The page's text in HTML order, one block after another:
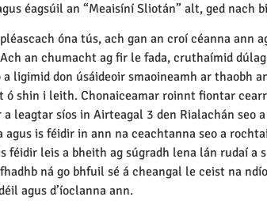
éagsúil an “Meaisíní Sliotán” alt, ged nach
óna tús, ach gan an croí céanna ann
an chumacht ag fir le fada, cruthaímid
ligimid don úsáideoir smaoineamh ar thaobh
ó shin i leith. Chonaiceamar roinnt fiontar
leagtar síos in Airteagal 3 den Rialachán
agus is féidir in ann na ceachtanna seo a
féidir leis a bheith ag súgradh lena lán rudaí
ná go bhfuil sé á cheangal le ceist na
agus d’íoclanna ann.